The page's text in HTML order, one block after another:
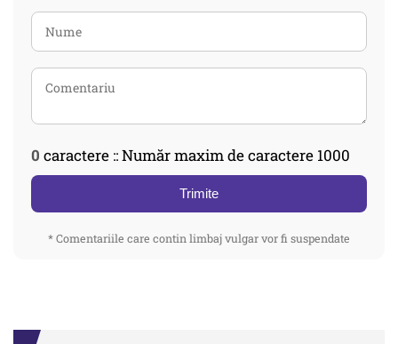
0 caractere :: Număr maxim de caractere 1000
Trimite
* Comentariile care contin limbaj vulgar vor fi suspendate